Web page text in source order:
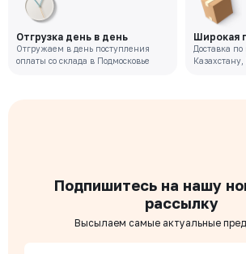
Отгрузка день в день
Отгружаем в день поступления
оплаты со склада в Подмосковье
Широкая
Доставка по
Подпишитесь на нашу
рассылку
Высылаем самые актуальные